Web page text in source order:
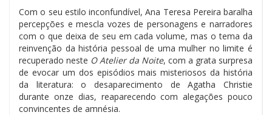
Com o seu estilo inconfundível, Ana Teresa Pereira baralha
percepções e mescla vozes de personagens e narradores
com o que deixa de seu em cada volume, mas o tema da
reinvenção da história pessoal de uma mulher no limite é
recuperado neste O Atelier da Noite, com a grata surpresa
de evocar um dos episódios mais misteriosos da história
da literatura: o desaparecimento de Agatha Christie
durante onze dias, reaparecendo com alegações pouco
convincentes de amnésia.